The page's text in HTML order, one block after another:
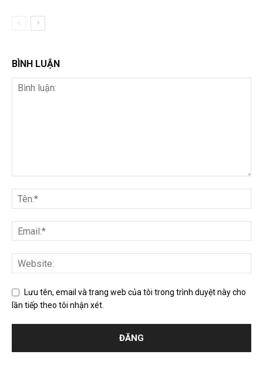
BÌNH LUẬN
Lưu tên, email và trang web của tôi trong trình duyệt này cho
lần tiếp theo tôi nhận xét.